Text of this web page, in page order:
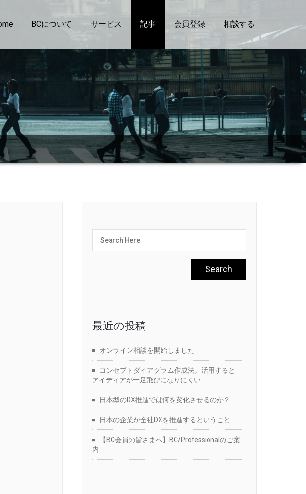
BCについて サービス 記事 会員登録 相談する
最近の投稿
オンライン相談を開始しました
コンセプトダイアグラム作成法。活用すると
アイディアが一足飛びになりにくい
日本型のDX推進では何を変化させるのか？
日本の企業が全社DXを推進するということ
【BC会員の皆さまへ】BC/Professionalのご案
内